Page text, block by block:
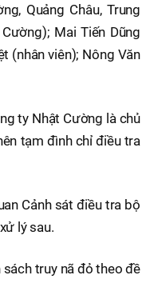
Quảng Châu, Trung
Mai Tiến Dũng
(nhân viên); Nông Văn
ty Nhật Cường là chủ
tạm đình chỉ điều tra
Cảnh sát điều tra bộ
lý sau.
truy nã đỏ theo đề